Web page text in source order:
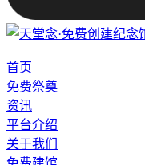
首页
免费祭奠
资讯
平台介绍
关于我们